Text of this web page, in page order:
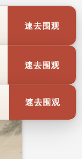
速去围观
速去围观
速去围观